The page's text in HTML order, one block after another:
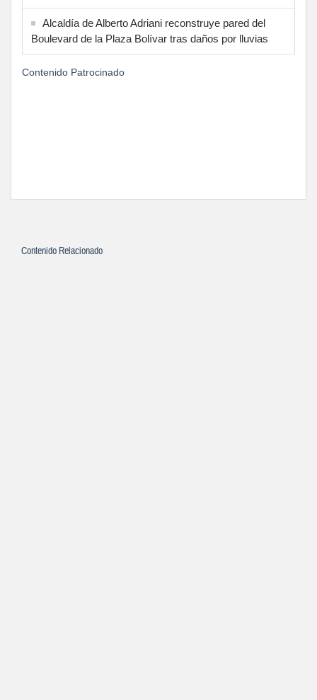
Alcaldía de Alberto Adriani reconstruye pared del
Boulevard de la Plaza Bolívar tras daños por lluvias
Contenido Patrocinado
Contenido Relacionado